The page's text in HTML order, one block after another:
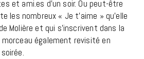
et ami.es d’un soir. Ou peut-être
les nombreux « Je t’aime » qu’elle
Molière et qui s’inscrivent dans la
également revisité en